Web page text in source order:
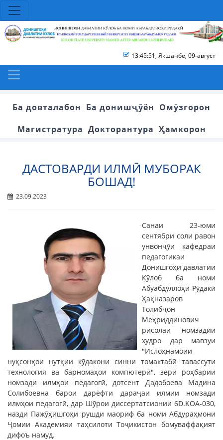
13:45:51, Якшанбе, 09-август
Ба довталабон Ба донишҷӯён Омӯзгорон
Магистратура Докторантура Ҳамкорон
ДАСТОВАРДИ ИЛМӢ МУБОРАК
БОШАД!
23.09.2023
Санаи 23-юми
сентябри соли равон
унвонҷӯи кафедраи
педагогикаи
Донишгоҳи давлатии
Кӯлоб ба номи
Абуабдуллоҳи Рӯдакӣ
Ҳақназаров
Толибҷон
Меҳриддинович
рисолаи номзадии
худро дар мавзуи
"Ислоҳнамоии
нуқсонҳои нутқии кӯдакони синни томактабӣ тавассути
технология ва барномаҳои компютерӣ", зери роҳбарии
номзади илмҳои педагогӣ, дотсент Дадобоева Мадина
Солибоевна барои дарёфти дараҷаи илмии номзади
илмҳои педагогӣ, дар Шӯрои диссертатсионии 6D.KOA-030,
назди Пажӯҳишгоҳи рушди маориф ба номи Абдураҳмони
Ҷомии Академияи таҳсилоти Тоҷикистон бомуваффақият
дифоъ намуд.